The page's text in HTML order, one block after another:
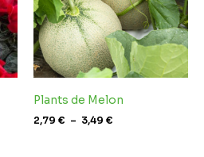
Plants de Melon
2,79 € – 3,49 €